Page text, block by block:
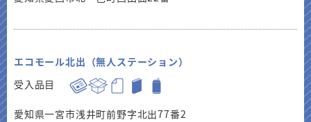
エコモール北出（無人ステーション）
受入品目
愛知県一宮市浅井町前野字北出77番2